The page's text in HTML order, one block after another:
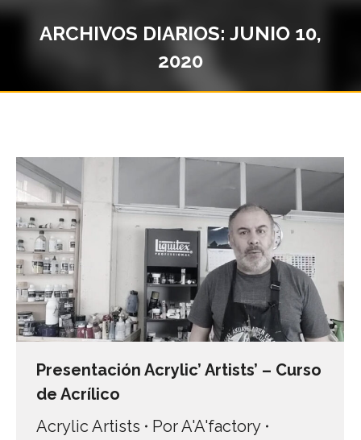
ARCHIVOS DIARIOS: JUNIO 10,
2020
Estás aquí:
Presentación Acrylic’ Artists’ – Curso
de Acrílico
Acrylic Artists
PorA'A'factory